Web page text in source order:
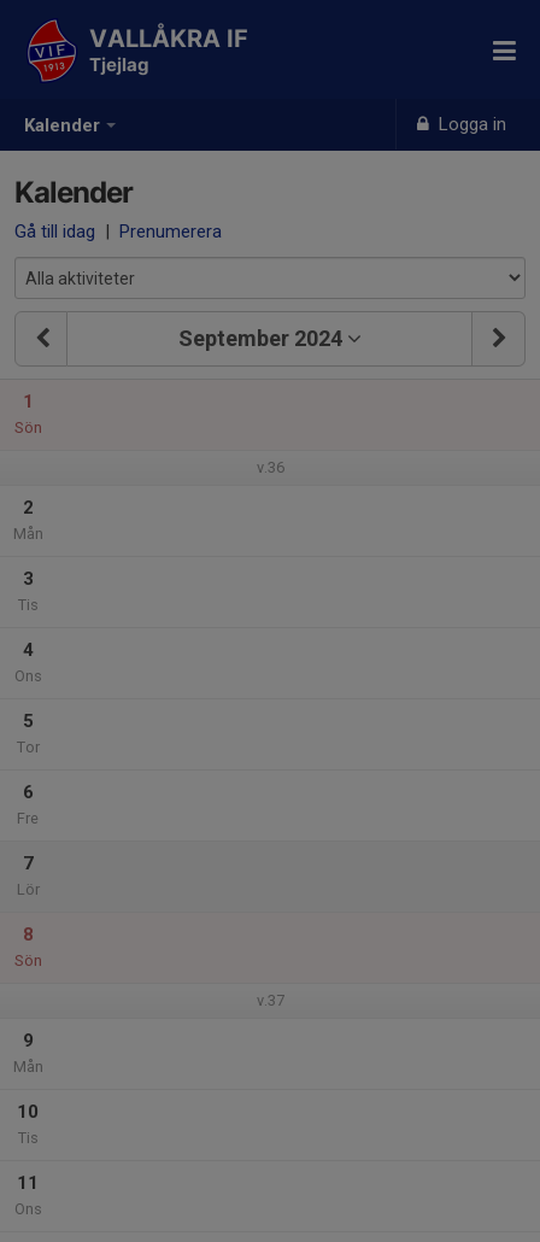
Kalender Logga in
VALLÅKRA IF
Tjejlag
Kalender
Gå till idag | Prenumerera
September 2024
1
Sön
v.36
2
Mån
3
Tis
4
Ons
5
Tor
6
Fre
7
Lör
8
Sön
v.37
9
Mån
10
Tis
11
Ons